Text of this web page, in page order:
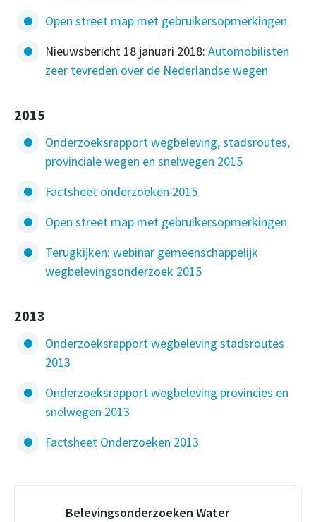
Open street map met gebruikersopmerkingen
Nieuwsbericht 18 januari 2018: Automobilisten
zeer tevreden over de Nederlandse wegen
2015
Onderzoeksrapport wegbeleving, stadsroutes,
provinciale wegen en snelwegen 2015
Factsheet onderzoeken 2015
Open street map met gebruikersopmerkingen
Terugkijken: webinar gemeenschappelijk
wegbelevingsonderzoek 2015
2013
Onderzoeksrapport wegbeleving stadsroutes
2013
Onderzoeksrapport wegbeleving provincies en
snelwegen 2013
Factsheet Onderzoeken 2013
Belevingsonderzoeken Water